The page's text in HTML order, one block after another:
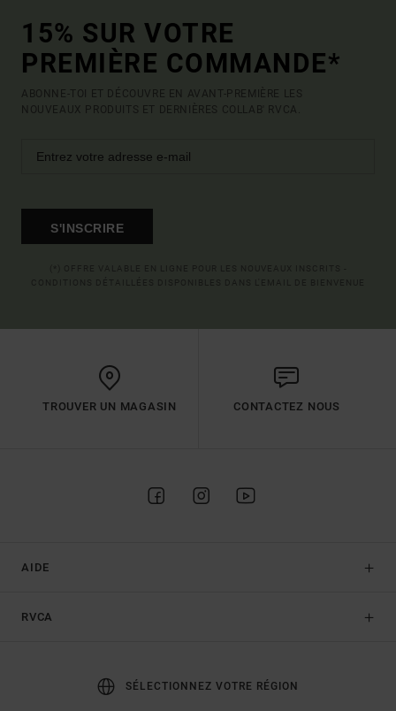
15% SUR VOTRE
PREMIÈRE COMMANDE*
ABONNE-TOI ET DÉCOUVRE EN AVANT-PREMIÈRE LES
NOUVEAUX PRODUITS ET DERNIÈRES COLLAB' RVCA.
S'INSCRIRE
TROUVER UN MAGASIN CONTACTEZ NOUS
AIDE
RVCA
SÉLECTIONNEZ VOTRE RÉGION